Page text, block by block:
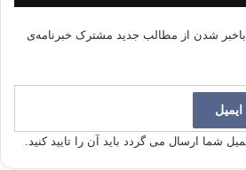
باخبر شدن از مطالب جدید مشترک خبرنامه‌ی
شما ارسال می گردد باید آن را تایید کنید.